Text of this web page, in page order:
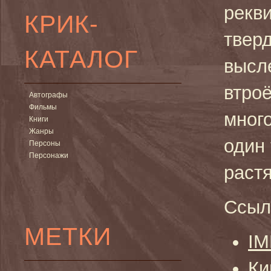
КРИК-
КАТАЛОГ
Автографы
Фильмы
Книги
Жанры
Персоны
Персонажи
МЕТКИ
один